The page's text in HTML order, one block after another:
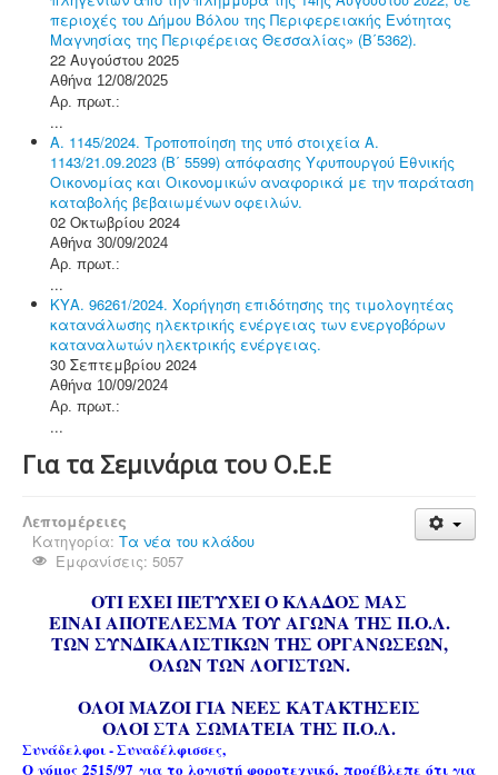
περιοχές του Δήμου Βόλου της Περιφερειακής Ενότητας
Μαγνησίας της Περιφέρειας Θεσσαλίας» (Β΄5362).
22 Αυγούστου 2025
Αθήνα 12/08/2025
Αρ. πρωτ.:
...
Α. 1145/2024. Τροποποίηση της υπό στοιχεία Α.
1143/21.09.2023 (Β΄ 5599) απόφασης Υφυπουργού Εθνικής
Οικονομίας και Οικονομικών αναφορικά με την παράταση
καταβολής βεβαιωμένων οφειλών.
02 Οκτωβρίου 2024
Αθήνα 30/09/2024
Αρ. πρωτ.:
...
ΚΥΑ. 96261/2024. Χορήγηση επιδότησης της τιμολογητέας
κατανάλωσης ηλεκτρικής ενέργειας των ενεργοβόρων
καταναλωτών ηλεκτρικής ενέργειας.
30 Σεπτεμβρίου 2024
Αθήνα 10/09/2024
Αρ. πρωτ.:
...
Για τα Σεμινάρια του Ο.Ε.Ε
Λεπτομέρειες
Κατηγορία: Τα νέα του κλάδου
Εμφανίσεις: 5057
ΟΤΙ ΕΧΕΙ ΠΕΤΥΧΕΙ Ο ΚΛΑΔΟΣ ΜΑΣ
ΕΙΝΑΙ ΑΠΟΤΕΛΕΣΜΑ ΤΟΥ ΑΓΩΝΑ ΤΗΣ Π.Ο.Λ.
ΤΩΝ ΣΥΝΔΙΚΑΛΙΣΤΙΚΩΝ ΤΗΣ ΟΡΓΑΝΩΣΕΩΝ,
ΟΛΩΝ ΤΩΝ ΛΟΓΙΣΤΩΝ.
ΟΛΟΙ ΜΑΖΟΙ ΓΙΑ ΝΕΕΣ ΚΑΤΑΚΤΗΣΕΙΣ
ΟΛΟΙ ΣΤΑ ΣΩΜΑΤΕΙΑ ΤΗΣ Π.Ο.Λ.
Συνάδελφοι - Συναδέλφισσες,
Ο νόμος 2515/97 για το λογιστή φοροτεχνικό, προέβλεπε ότι για